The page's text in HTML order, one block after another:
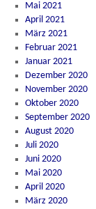
Mai 2021
April 2021
März 2021
Februar 2021
Januar 2021
Dezember 2020
November 2020
Oktober 2020
September 2020
August 2020
Juli 2020
Juni 2020
Mai 2020
April 2020
März 2020